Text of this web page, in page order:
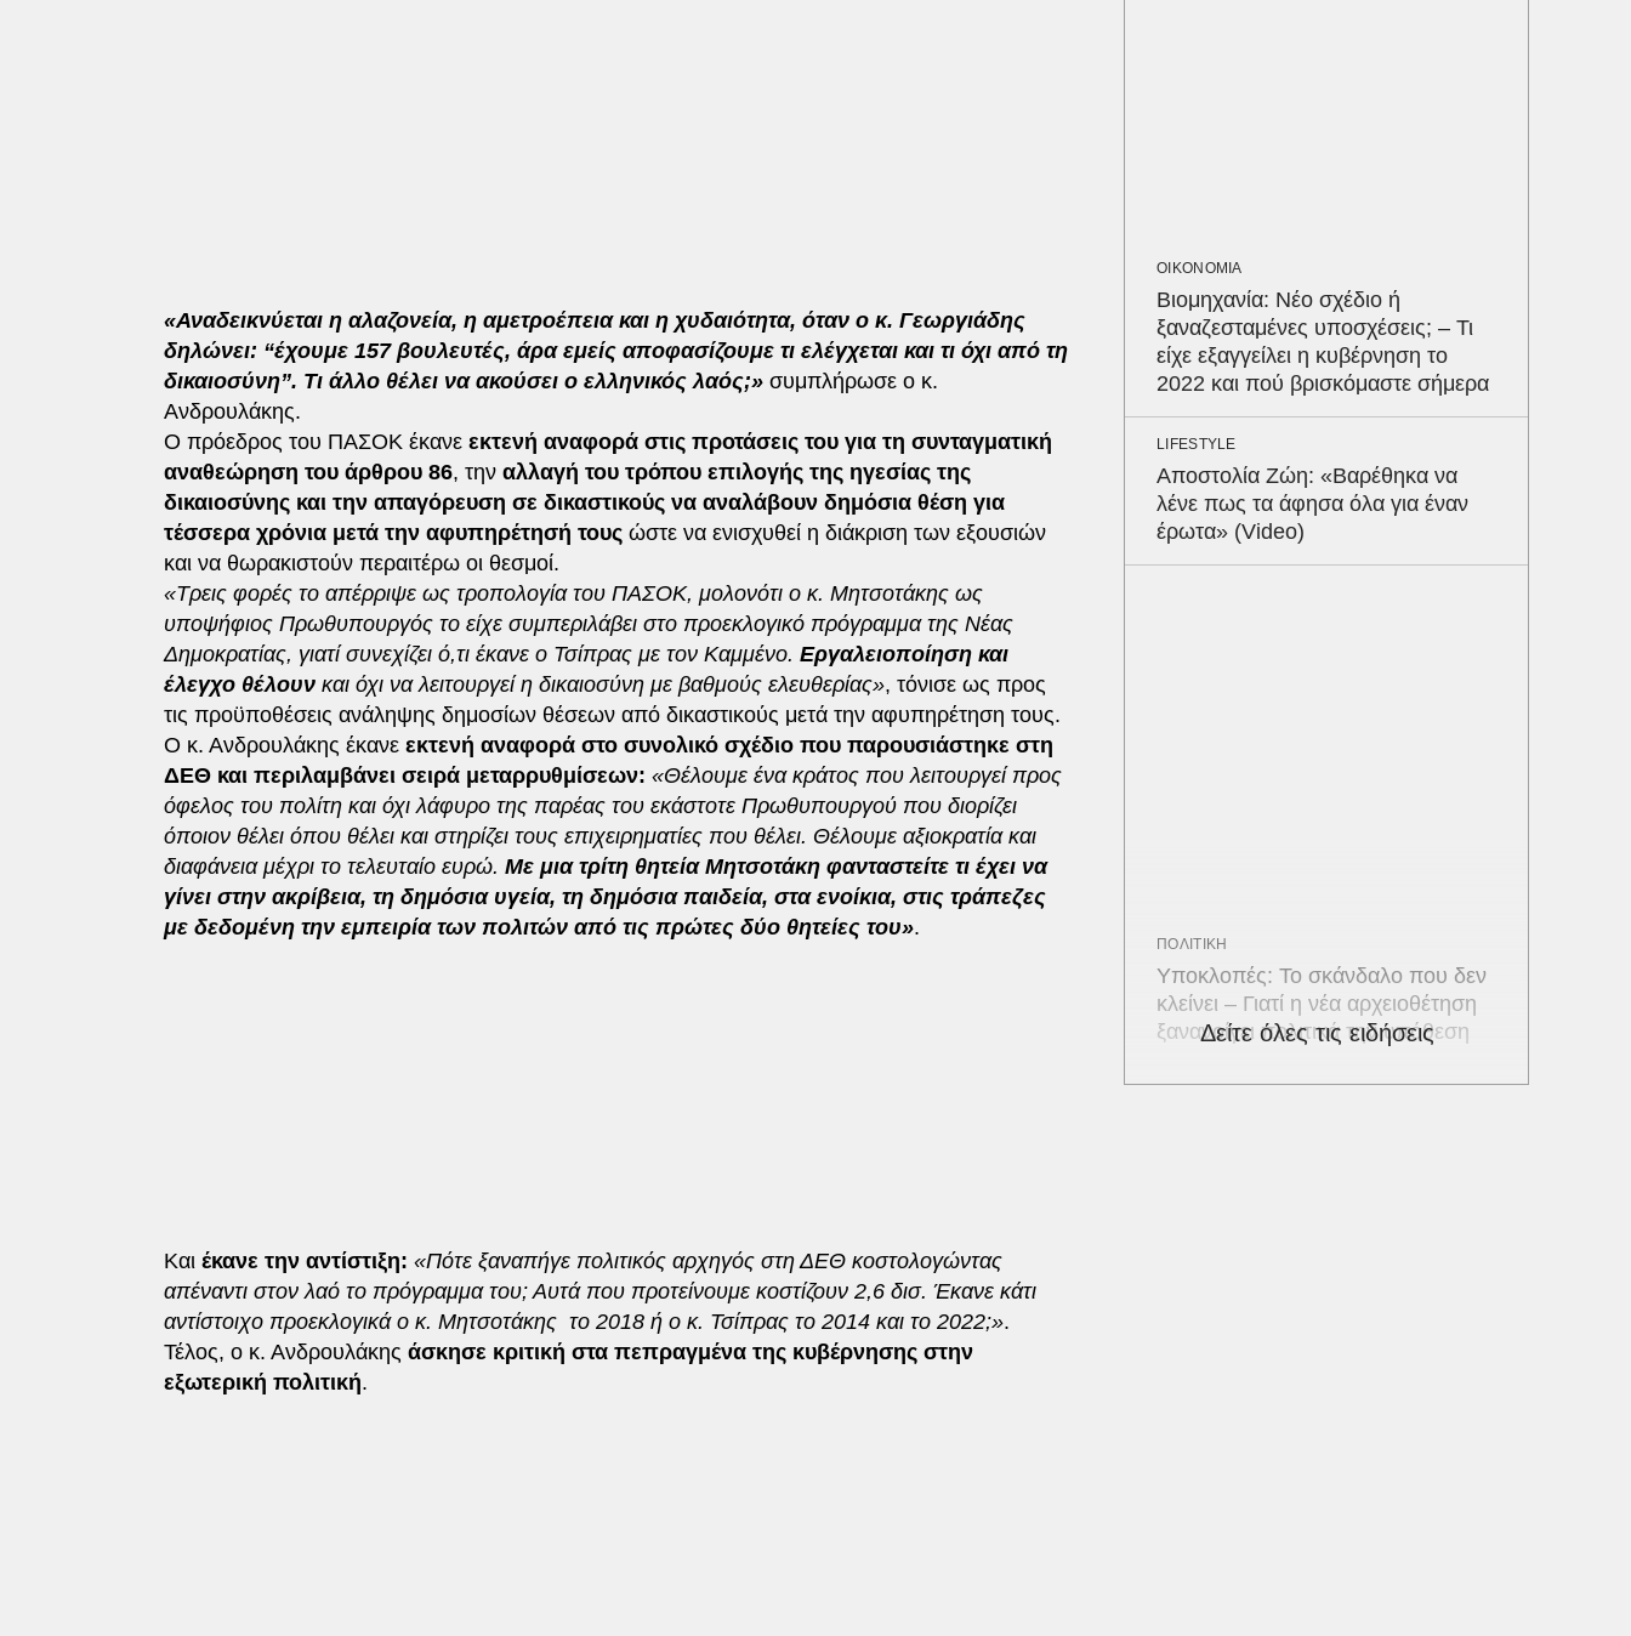
«Αναδεικνύεται η αλαζονεία, η αμετροέπεια και η χυδαιότητα, όταν ο κ. Γεωργιάδης
δηλώνει: “έχουμε 157 βουλευτές, άρα εμείς αποφασίζουμε τι ελέγχεται και τι όχι από τη
δικαιοσύνη”. Τι άλλο θέλει να ακούσει ο ελληνικός λαός;» συμπλήρωσε ο κ.
Ανδρουλάκης.
Ο πρόεδρος του ΠΑΣΟΚ έκανε εκτενή αναφορά στις προτάσεις του για τη συνταγματική
αναθεώρηση του άρθρου 86, την αλλαγή του τρόπου επιλογής της ηγεσίας της
δικαιοσύνης και την απαγόρευση σε δικαστικούς να αναλάβουν δημόσια θέση για
τέσσερα χρόνια μετά την αφυπηρέτησή τους ώστε να ενισχυθεί η διάκριση των εξουσιών
και να θωρακιστούν περαιτέρω οι θεσμοί.
«Τρεις φορές το απέρριψε ως τροπολογία του ΠΑΣΟΚ, μολονότι ο κ. Μητσοτάκης ως
υποψήφιος Πρωθυπουργός το είχε συμπεριλάβει στο προεκλογικό πρόγραμμα της Νέας
Δημοκρατίας, γιατί συνεχίζει ό,τι έκανε ο Τσίπρας με τον Καμμένο. Εργαλειοποίηση και
έλεγχο θέλουν και όχι να λειτουργεί η δικαιοσύνη με βαθμούς ελευθερίας», τόνισε ως προς
τις προϋποθέσεις ανάληψης δημοσίων θέσεων από δικαστικούς μετά την αφυπηρέτηση τους.
Ο κ. Ανδρουλάκης έκανε εκτενή αναφορά στο συνολικό σχέδιο που παρουσιάστηκε στη
ΔΕΘ και περιλαμβάνει σειρά μεταρρυθμίσεων: «Θέλουμε ένα κράτος που λειτουργεί προς
όφελος του πολίτη και όχι λάφυρο της παρέας του εκάστοτε Πρωθυπουργού που διορίζει
όποιον θέλει όπου θέλει και στηρίζει τους επιχειρηματίες που θέλει. Θέλουμε αξιοκρατία και
διαφάνεια μέχρι το τελευταίο ευρώ. Με μια τρίτη θητεία Μητσοτάκη φανταστείτε τι έχει να
γίνει στην ακρίβεια, τη δημόσια υγεία, τη δημόσια παιδεία, στα ενοίκια, στις τράπεζες
με δεδομένη την εμπειρία των πολιτών από τις πρώτες δύο θητείες του».
Και έκανε την αντίστιξη: «Πότε ξαναπήγε πολιτικός αρχηγός στη ΔΕΘ κοστολογώντας
απέναντι στον λαό το πρόγραμμα του; Αυτά που προτείνουμε κοστίζουν 2,6 δισ. Έκανε κάτι
αντίστοιχο προεκλογικά ο κ. Μητσοτάκης το 2018 ή ο κ. Τσίπρας το 2014 και το 2022;».
Τέλος, ο κ. Ανδρουλάκης άσκησε κριτική στα πεπραγμένα της κυβέρνησης στην
εξωτερική πολιτική.
ΟΙΚΟΝΟΜΙΑ
Βιομηχανία: Νέο σχέδιο ή
ξαναζεσταμένες υποσχέσεις; – Τι
είχε εξαγγείλει η κυβέρνηση το
2022 και πού βρισκόμαστε σήμερα
LIFESTYLE
Αποστολία Ζώη: «Βαρέθηκα να
λένε πως τα άφησα όλα για έναν
έρωτα» (Video)
ΠΟΛΙΤΙΚΗ
Υποκλοπές: Το σκάνδαλο που δεν
κλείνει – Γιατί η νέα αρχειοθέτηση
ξανανοίγει πολιτικά την υπόθεση
Δείτε όλες τις ειδήσεις